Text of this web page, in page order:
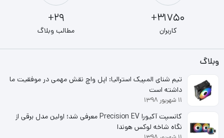
HDMI مجموعه ورودی‌های این محصول را تشکیل می‌دهند.
قیمت بسیار مناسب و اندازه قابل قبول و کیفیت مطلوب این
باعث منحصر به فرد بودن در انتخاب کاربران شده است
31750+
کاربران
29+
مطالب وبلاگ
وبلاگ
تیم شنای المپیک استرالیا: اپل واچ نقش مهمی در موفقیت ما
داشته است
۱۱ شهریور ۱۳۹۸
کانسپت آکیورا Precision EV معرفی شد؛ اولین مدل برقی از
نگاه شاخه لوکس هوندا